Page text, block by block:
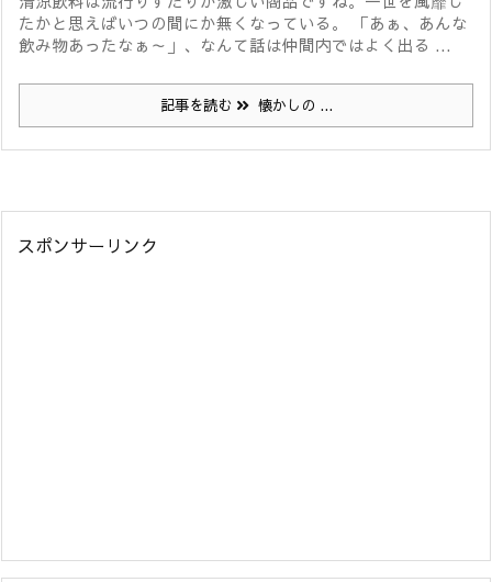
たかと思えばいつの間にか無くなっている。 「あぁ、あんな
飲み物あったなぁ～」、なんて話は仲間内ではよく出る ...
記事を読む 懐かしの ...
スポンサーリンク